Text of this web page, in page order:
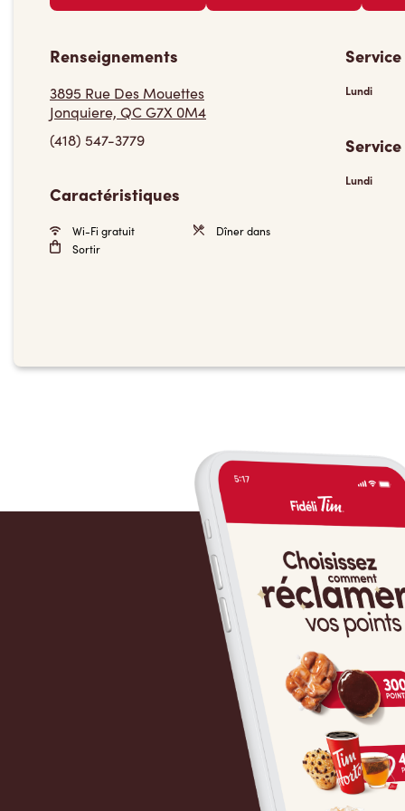
Renseignements
3895 Rue Des Mouettes
Jonquiere, QC G7X 0M4
(418) 547-3779
Caractéristiques
Wi-Fi gratuit
Dîner dans
Sortir
Lundi
Lundi